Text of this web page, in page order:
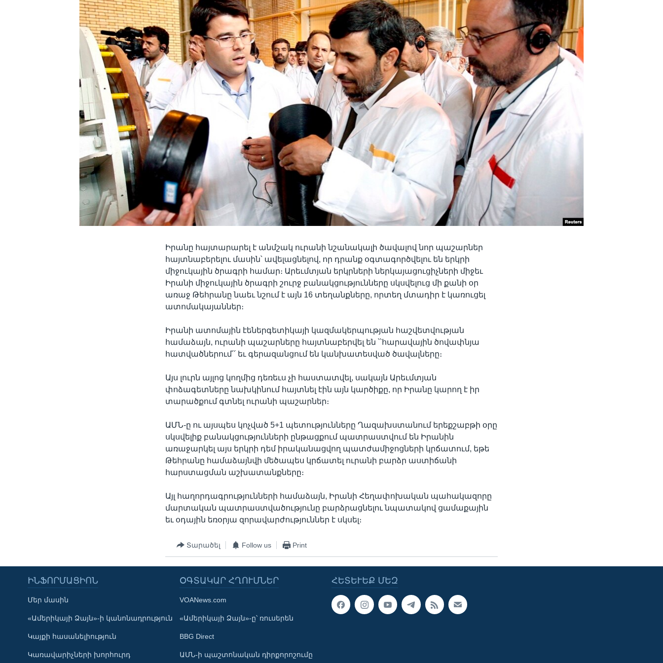
Learning English
ՀԵՏԵՒԵՔ ՄԵԶ
Իրանը հայտարարել է անմշակ ուրանի նշանակալի ծավալով նոր պաշարներ
հայտնաբերելու մասին՝ ավելացնելով, որ դրանք օգտագործվելու են երկրի
միջուկային ծրագրի համար։ Արեւմտյան երկրների ներկայացուցիչների միջեւ
Իրանի միջուկային ծրագրի շուրջ բանակցությունները սկսվելուց մի քանի օր
առաջ Թեհրանը նաեւ նշում է այն 16 տեղանքները, որտեղ մտադիր է կառուցել
ատոմակայաններ։
Իրանի ատոմային էեներգետիկայի կազմակերպության հաշվետվության
համաձայն, ուրանի պաշարները հայտնաբերվել են ՝՝հարավային ծովափնյա
հատվածներում՛՛ եւ գերազանցում են կանխատեսված ծավալները։
Այս լուրն այլոց կողմից դեռեւս չի հաստատվել, սակայն Արեւմտյան
փոձագետները նախկինում հայտնել էին այն կարծիքը, որ Իրանը կարող է իր
տարածքում գտնել ուրանի պաշարներ։
ԱՄՆ-ը ու այսպես կոչված 5+1 պետությունները Ղազախստանում երեքշաբթի օրը
սկսվելիք բանակցությունների ընթացքում պատրաստվում են Իրանին
առաջարկել այս երկրի դեմ իրականացվող պատժամիջոցների կրճատում, եթե
Թեհրանը համաձայնվի մեծապես կրճատել ուրանի բարձր աստիճանի
հարստացման աշխատանքները։
Այլ հաղորդագրությունների համաձայն, Իրանի Հեղափոխական պահակազորը
մարտական պատրաստվածությունը բարձրացնելու նպատակով ցամաքային
եւ օդային եռօրյա զորավարժություններ է սկսել։
Տարածել Follow us Print
ՀԵՏԵՒԵՔ ՄԵԶ
ԻՆՖՈՐՄԱՑԻՈՆ
Մեր մասին
«Ամերիկայի Ձայն»-ի կանոնադրություն
Կայքի հասանելիություն
Կառավարիչների խորհուրդ
ՕԳՏԱԿԱՐ ՀՂՈՒՄՆԵՐ
VOANews.com
«Ամերիկայի Ձայն»-ը՝ ռուսերեն
BBG Direct
ԱՄՆ-ի պաշտոնական դիրքորոշումը